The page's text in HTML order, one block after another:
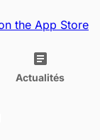
Actualités